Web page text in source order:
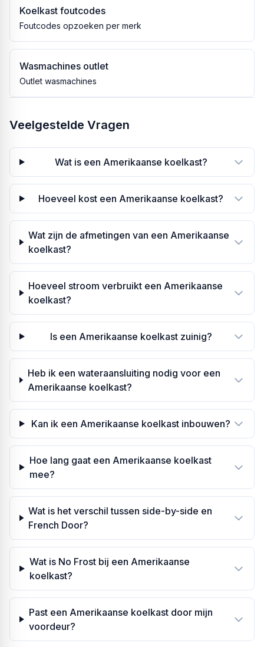
Koelkast foutcodes
Foutcodes opzoeken per merk
Wasmachines outlet
Outlet wasmachines
Veelgestelde Vragen
Wat is een Amerikaanse koelkast?
Hoeveel kost een Amerikaanse koelkast?
Wat zijn de afmetingen van een Amerikaanse
koelkast?
Hoeveel stroom verbruikt een Amerikaanse
koelkast?
Is een Amerikaanse koelkast zuinig?
Heb ik een wateraansluiting nodig voor een
Amerikaanse koelkast?
Kan ik een Amerikaanse koelkast inbouwen?
Hoe lang gaat een Amerikaanse koelkast
mee?
Wat is het verschil tussen side-by-side en
French Door?
Wat is No Frost bij een Amerikaanse
koelkast?
Past een Amerikaanse koelkast door mijn
voordeur?